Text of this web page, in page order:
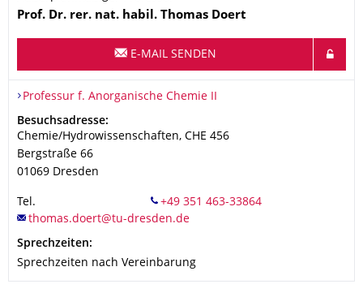
Name
Prof. Dr. rer. nat. habil. Thomas Doert
E-MAIL SENDEN
Organisationsname
Professur f. Anorganische Chemie II
Professur f. Anorganische Chemie II
Adresse
Besuchsadresse:
Chemie/Hydrowissenschaften, CHE 456
Bergstraße 66
01069 Dresden
Tel.
Sprechzeiten:
Sprechzeiten nach Vereinbarung